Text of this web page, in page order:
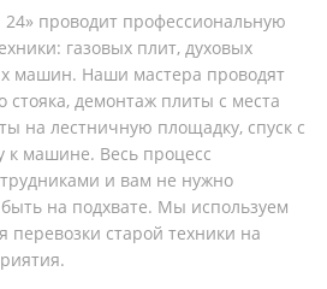
проводит профессиональную
газовых плит, духовых
машин. Наши мастера проводят
стояка, демонтаж плиты с места
на лестничную площадку, спуск с
к машине. Весь процесс
и вам не нужно
на подхвате. Мы используем
перевозки старой техники на